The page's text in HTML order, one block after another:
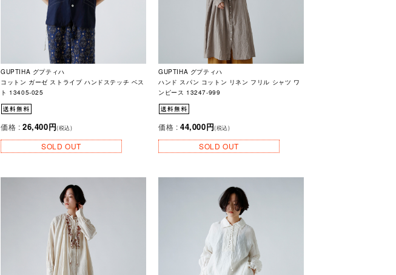
GUPTIHA グプティハ
コットン ガーゼ ストライプ ハンドステッチ ベス
ト 13405-025
価格 : 26,400円(税込)
SOLD OUT
GUPTIHA グプティハ
ハンド スパン コットン リネン フリル シャツ ワ
ンピース 13247-999
価格 : 44,000円(税込)
SOLD OUT